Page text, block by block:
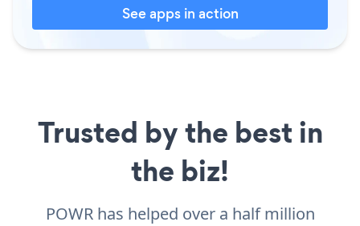
See apps in action
Trusted by the best in
the biz!
POWR has helped over a half million